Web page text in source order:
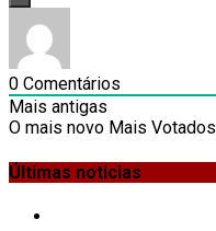
0 Comentários
Mais antigas
O mais novo Mais Votados
Últimas noticias